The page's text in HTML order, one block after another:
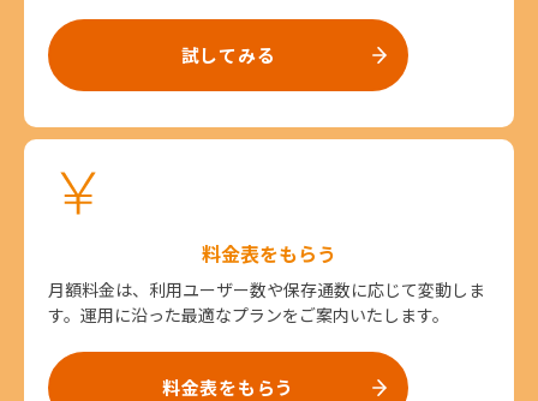
試してみる
料金表をもらう
月額料金は、利用ユーザー数や保存通数に応じて変動しま
す。運用に沿った最適なプランをご案内いたします。
料金表をもらう